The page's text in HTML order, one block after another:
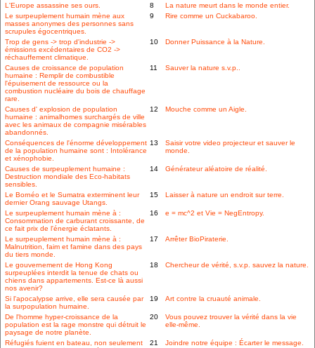
L'Europe assassine ses ours. 8
La nature meurt dans le monde entier.
Le surpeuplement humain mène aux
masses anonymes des personnes sans
scrupules égocentriques.
9 Rire comme un Cuckabaroo.
Trop de gens -> trop d'industrie ->
émissions excédentaires de CO2 ->
réchauffement climatique.
10 Donner Puissance à la Nature.
Causes de croissance de population
humaine : Remplir de combustible
l'épuisement de ressource ou la
combustion nucléaire du bois de chauffage
rare.
11 Sauver la nature s.v.p..
Causes d' explosion de population
humaine : animalhomes surchargés de ville
avec les animaux de compagnie misérables
abandonnés.
12 Mouche comme un Aigle.
Conséquences de l'énorme développement
de la population humaine sont : Intolérance
et xénophobie.
13
Saisir votre video projecteur et sauver le
monde.
Causes de surpeuplement humaine :
Destruction mondiale des Eco-habitats
sensibles.
14 Générateur aléatoire de réalité.
Le Bornéo et le Sumatra exterminent leur
dernier Orang sauvage Utangs.
15 Laisser à nature un endroit sur terre.
Le surpeuplement humain mène à :
Consommation de carburant croissante, de
ce fait prix de l'énergie éclatants.
16 e = mc^2 et Vie = NegEntropy.
Le surpeuplement humain mène à :
Malnutrition, faim et famine dans des pays
du tiers monde.
17 Arrêter BioPiraterie.
Le gouvernement de Hong Kong
surpeuplées interdit la tenue de chats ou
chiens dans appartements. Est-ce là aussi
nos avenir?
18 Chercheur de vérité, s.v.p. sauvez la nature.
Si l'apocalypse arrive, elle sera causée par
la surpopulation humaine.
19 Art contre la cruauté animale.
De l'homme hyper-croissance de la
population est la rage monstre qui détruit le
paysage de notre planète.
20
Vous pouvez trouver la vérité dans la vie
elle-même.
Réfugiés fuient en bateau, non seulement
21 Joindre notre équipe : Écarter le message.